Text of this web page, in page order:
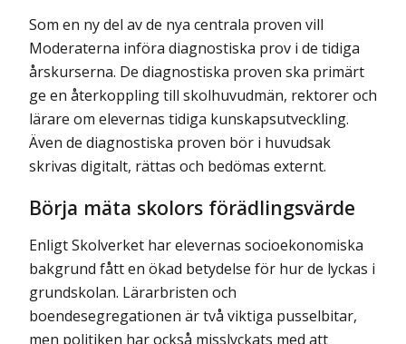
Som en ny del av de nya centrala proven vill
Moderaterna införa diagnostiska prov i de tidiga
årskurserna. De diagnostiska proven ska primärt
ge en återkoppling till skol­huvudmän, rektorer och
lärare om elevernas tidiga kunskapsutveckling.
Även de diagnostiska proven bör i huvudsak
skrivas digitalt, rättas och bedömas externt.
Börja mäta skolors förädlingsvärde
Enligt Skolverket har elevernas socioekonomiska
bakgrund fått en ökad betydelse för hur de lyckas i
grundskolan. Lärarbristen och
boendesegregationen är två viktiga pusselbitar,
men politiken har också misslyckats med att